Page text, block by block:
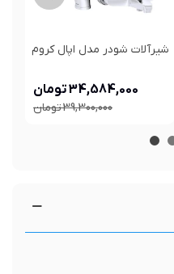
شیرآلات شودر مدل اپال کروم
34,584,000 تومان
39,300,000 تومان